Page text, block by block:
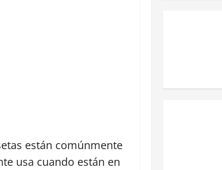
están comúnmente
usa cuando están en